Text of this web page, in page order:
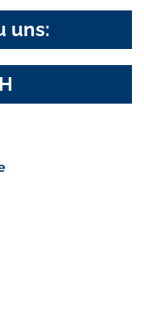
uns: